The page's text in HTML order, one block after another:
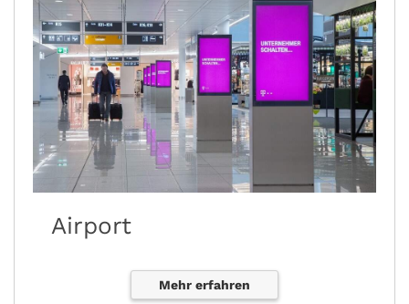
Airport
Mehr erfahren